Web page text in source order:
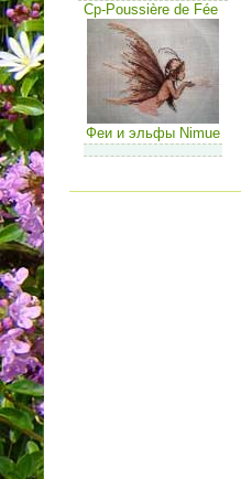
Cp-Poussière de Fée
Феи и эльфы Nimue